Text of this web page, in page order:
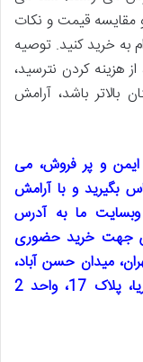
مقایسه قیمت و نکات
به خرید کنید. توصیه
هزینه کردن نترسید،
بالاتر باشد، آرامش
ایمن و پر فروش، می
بگیرید و با آرامش
ما به آدرس
جهت خرید حضوری
میدان حسن آباد،
ابتدای خ وحدت اسلامی، کوچه شیرازی آریا، پلاک 17، واحد 2